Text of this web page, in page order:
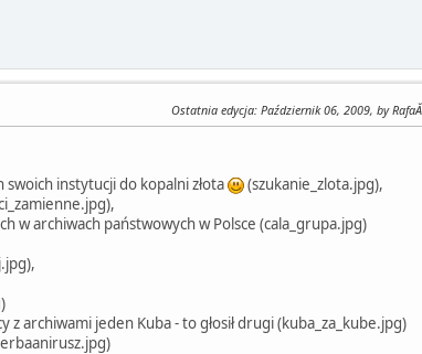
Ostatnia edycja: Październik 06, 2009, by
instytucji do kopalni złota
(szukanie_zlota.jpg),
w archiwach państwowych w Polsce (cala_grupa.jpg)
z archiwami jeden Kuba - to głosił drugi (kuba_za_kube.jpg)